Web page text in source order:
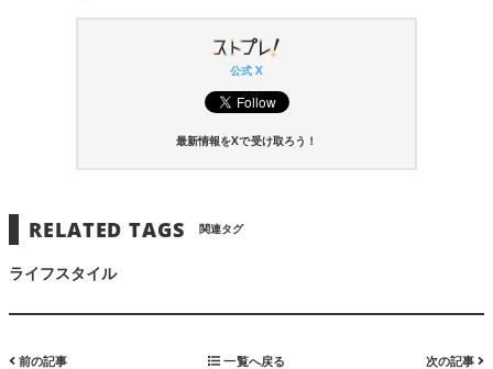
公式 X
最新情報をXで受け取ろう！
RELATED TAGS 関連タグ
ライフスタイル
前の記事 一覧へ戻る 次の記事